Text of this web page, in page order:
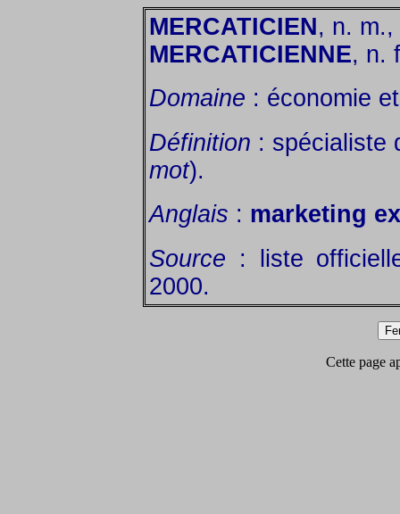
MERCATICIEN, n. m.,
MERCATICIENNE, n.
Domaine : économie
Définition : spécialiste
mot).
Anglais : marketing
Source : liste
2000.
Cette page